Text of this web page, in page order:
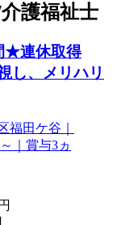
護福祉士
★連休取得
し、メリハリ